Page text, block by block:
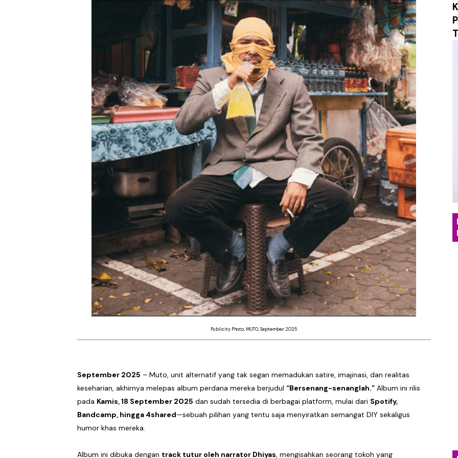
Kos Atos Hidupkan Kembali Tradisi Orkes Lewat "Yang Namanya", Menertawakan
Rayakan Setahun Album Pesta Rock N Roll, Ruzan & Vita Tutup Satu Babak
6ft Drowning Lepas Debut Maxi-Single "What If? / Angst", Menyulam Duka,
Billkiss Rayakan Pertemuan yang Tepat Lewat "Beruntung", Single Pop Manis yang
Soerya Resmi Debut Lewat "Mungkin Di Esok Lusa", Membawa Nuansa Alternatif
Unblue.r Resmi Memulai Perjalanan Musik Lewat Single Debut "Obsession",
Bell Aditya Hadirkan Video Musik Berbasis AI untuk "Sarkasme", Refleksi
Hagia Septida Ajak Pendengar Berdamai dengan Diri Lewat Single Baru "LALU"
Ratih Putria Hadirkan Pelukan Hangat Lewat Single Baru "Melangkahlah Perlahan"
Tiga Dekade Brutalitas: Vomepotro Bangkit Kembali Lewat Album “Fall Into Decay”
DESERVE Lepaskan Amarah dan Kritik Sosial Lewat Single Baru “Everything You
Bunuhdiri Perkenalkan Dunia Distopia Lewat “Neuromechanical Shrine”,
Sindikat Sisa Semalam Rayakan Kehangatan Tradisi Lampung Lewat Single “Seruit”
Given Rayakan Rasa Kagum dan Jatuh Cinta Lewat Single Baru “Girl With Interesting
Kentara Lanjutkan Narasi Emosional Lewat Single Baru "Terurai Lenyap"
Publicity Photo, MUTO, September 2025
September 2025 – Muto, unit alternatif yang tak segan memadukan satire, imajinasi, dan realitas
keseharian, akhirnya melepas album perdana mereka berjudul “Bersenang-senanglah.”Album ini rilis
pada Kamis, 18 September 2025 dan sudah tersedia di berbagai platform, mulai dari Spotify,
Bandcamp, hingga 4shared—sebuah pilihan yang tentu saja menyiratkan semangat DIY sekaligus
humor khas mereka.
Album ini dibuka dengan track tutur oleh narrator Dhiyas, mengisahkan seorang tokoh yang